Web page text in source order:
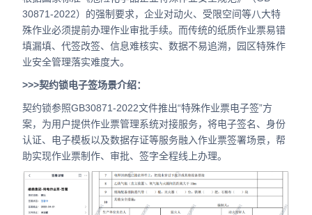
30871-2022）的强制要求，企业对动火、受限空间等八大特
殊作业必须提前办理作业审批手续。而传统的纸质作业票易错
填漏填、代签改签、信息难核实、数据不易追溯，园区特殊作
业安全管理落实难度大。
>>>契约锁电子签场景介绍：
契约锁参照GB30871-2022文件推出“特殊作业票电子签”方
案，为用户提供作业票管理系统对接服务，将电子签名、身份
认证、电子模板以及数据存证等服务融入作业票签署场景，帮
助实现作业票制作、审批、签字全程线上办理。